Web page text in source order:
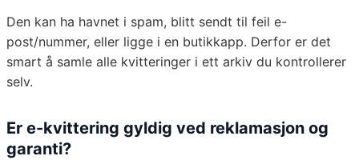
Den kan ha havnet i spam, blitt sendt til feil e-
post/nummer, eller ligge i en butikkapp. Derfor er det
smart å samle alle kvitteringer i ett arkiv du kontrollerer
selv.
Er e-kvittering gyldig ved reklamasjon og
garanti?